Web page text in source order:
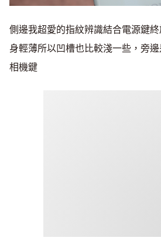
側邊我超愛的指紋辨識結合電源鍵
身輕薄所以凹槽也比較淺一些，旁
相機鍵